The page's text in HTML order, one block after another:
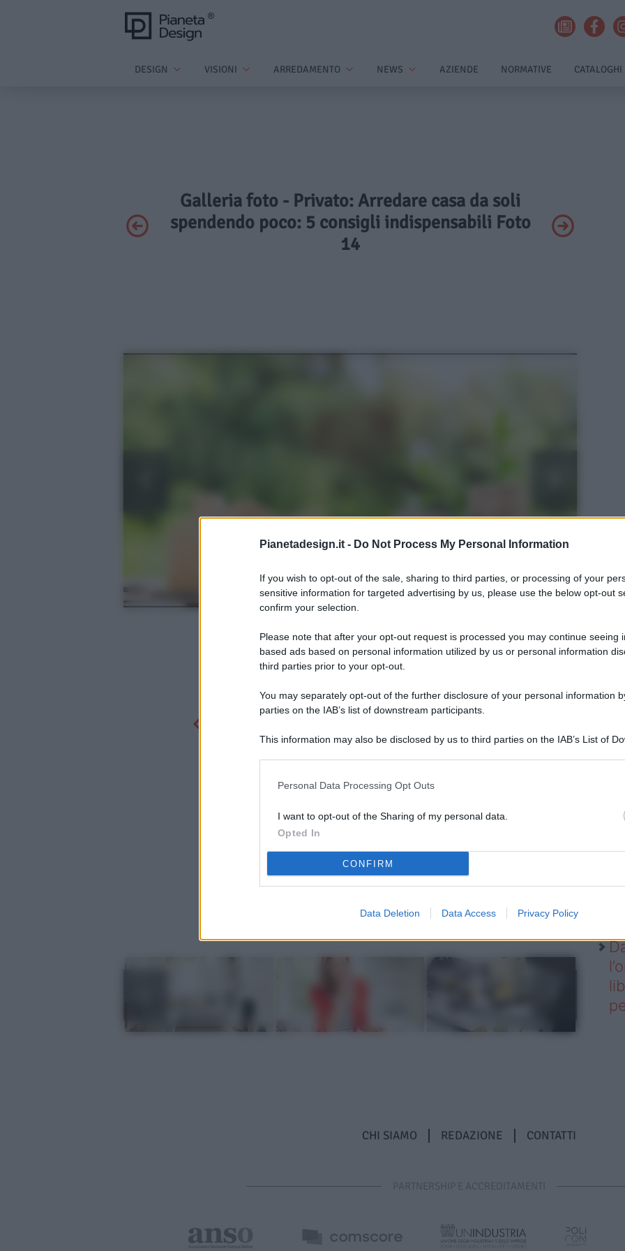
Pianetadesign.it - Do Not Process My Personal Information
If you wish to opt-out of the sale, sharing to third parties, or processing of your
sensitive information for targeted advertising by us, please use the below opt-out
confirm your selection.
Please note that after your opt-out request is processed you may continue seeing
based ads based on personal information utilized by us or personal information
third parties prior to your opt-out.
You may separately opt-out of the further disclosure of your personal information
parties on the IAB’s list of downstream participants.
This information may also be disclosed by us to third parties on the IAB’s List of
Personal Data Processing Opt Outs
I want to opt-out of the Sharing of my personal data.
Opted In
CONFIRM
Data Deletion Data Access Privacy Policy
DESIGN VISIONI ARREDAMENTO NEWS AZIENDE NORMATIVE CATALOGHI
Galleria foto - Privato: Arredare casa da soli
spendendo poco: 5 consigli indispensabili Foto
14
CHI SIAMO REDAZIONE CONTATTI
PARTNERSHIP E ACCREDITAMENTI